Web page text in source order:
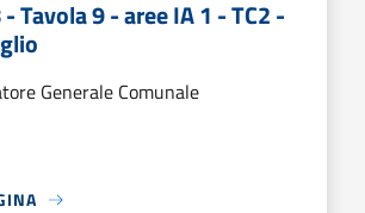
Tavola 9 - aree IA 1 - TC2 -
Generale Comunale